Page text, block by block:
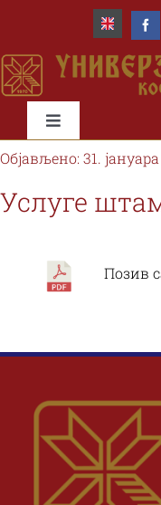
content
Toggle
Navigation
Почетна
Факултети
Студије и
Наука и
Међународна
Објављено: 31.
Услуге
Позив